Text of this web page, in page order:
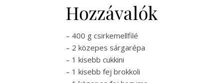
Hozzávalók
– 400 g csirkemellfilé
– 2 közepes sárgarépa
– 1 kisebb cukkini
– 1 kisebb fej brokkoli